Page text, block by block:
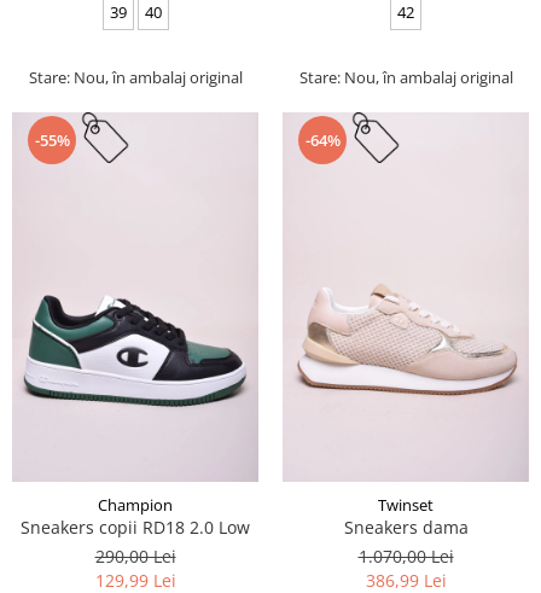
39 40
Stare: Nou, în ambalaj original
42
Stare: Nou, în ambalaj original
-55%
Champion
Sneakers copii RD18 2.0 Low
290,00 Lei
129,99 Lei
-64%
Twinset
Sneakers dama
1.070,00 Lei
386,99 Lei